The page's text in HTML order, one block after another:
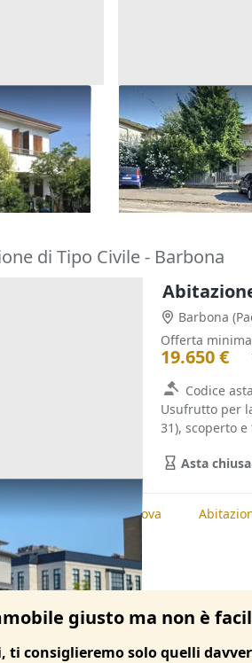
con
Asta Casa
pertinenziale
Barbarano
180.000 €
22/10/2026
di Tipo Civile - Barbona
Barbona
Offerta minima
19.650 €
Codice
Usufrutto per
31), scoperto
Asta chiusa
di Tipo Civile, Padova
giusto ma non è
ti consiglieremo solo quelli